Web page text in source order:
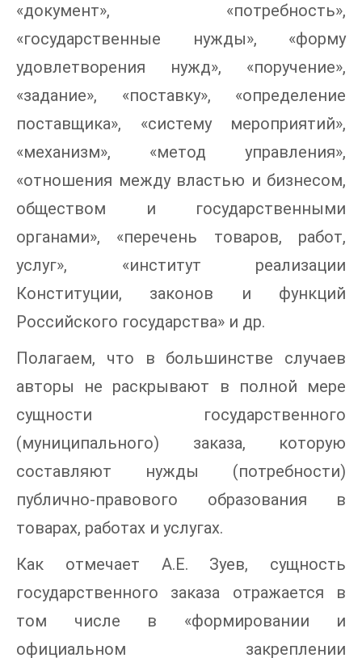
«документ», «потребность»,
«государственные нужды», «форму
удовлетворения нужд», «поручение»,
«задание», «поставку», «определение
поставщика», «систему мероприятий»,
«механизм», «метод управления»,
«отношения между властью и бизнесом,
обществом и государственными
органами», «перечень товаров, работ,
услуг», «институт реализации
Конституции, законов и функций
Российского государства» и др.
Полагаем, что в большинстве случаев
авторы не раскрывают в полной мере
сущности государственного
(муниципального) заказа, которую
составляют нужды (потребности)
публично-правового образования в
товарах, работах и услугах.
Как отмечает А.Е. Зуев, сущность
государственного заказа отражается в
том числе в «формировании и
официальном закреплении